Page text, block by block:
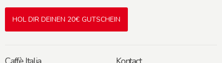
HOL DIR DEINEN 20€ GUTSCHEIN